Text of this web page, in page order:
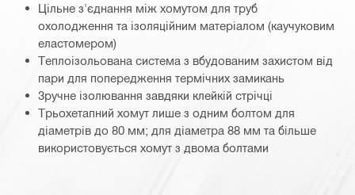
Цільне з'єднання між хомутом для труб
охолодження та ізоляційним матеріалом (каучуковим
еластомером)
Теплоізольована система з вбудованим захистом від
пари для попередження термічних замикань
Зручне ізолювання завдяки клейкій стрічці
Трьохетапний хомут лише з одним болтом для
діаметрів до 80 мм; для діаметра 88 мм та більше
використовується хомут з двома болтами